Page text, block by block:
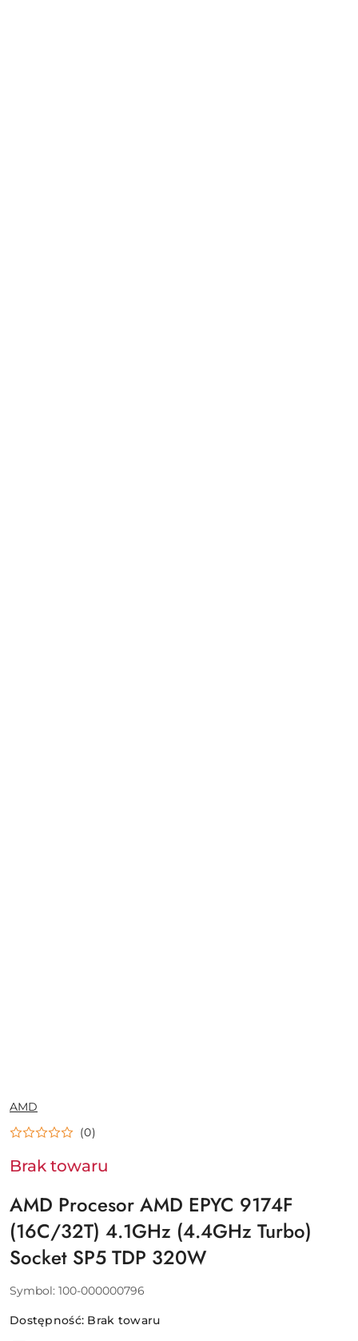
NAZWA
PRODUCENTA:
AMD
(0)
Brak towaru
AMD Procesor AMD EPYC 9174F
(16C/32T) 4.1GHz (4.4GHz Turbo)
Socket SP5 TDP 320W
Symbol: 100-000000796
Dostępność: Brak towaru